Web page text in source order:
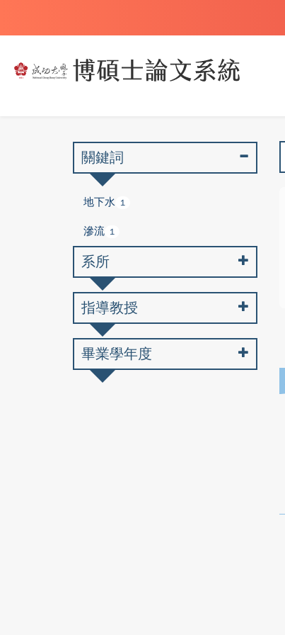
關鍵詞
地下水 1
滲流 1
系所
指導教授
畢業學年度